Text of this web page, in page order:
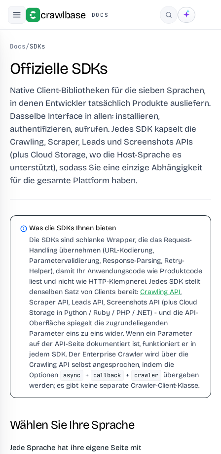
crawlbase DOCS Suchen
Docs/SDKs
Offizielle SDKs
Native Client-Bibliotheken für die sieben Sprachen,
in denen Entwickler tatsächlich Produkte ausliefern.
Dasselbe Interface in allen: installieren,
authentifizieren, aufrufen. Jedes SDK kapselt die
Crawling, Scraper, Leads und Screenshots APIs
(plus Cloud Storage, wo die Host-Sprache es
unterstützt), sodass Sie eine einzige Abhängigkeit
für die gesamte Plattform haben.
Was die SDKs Ihnen bieten
Die SDKs sind schlanke Wrapper, die das Request-
Handling übernehmen (URL-Kodierung,
Parametervalidierung, Response-Parsing, Retry-
Helper), damit Ihr Anwendungscode wie Produktcode
liest und nicht wie HTTP-Klempnerei. Jedes SDK stellt
denselben Satz von Clients bereit: Crawling API,
Scraper API, Leads API, Screenshots API (plus Cloud
Storage in Python / Ruby / PHP / .NET) - und die API-
Oberfläche spiegelt die zugrundeliegenden
Parameter eins zu eins wider. Wenn ein Parameter
auf der API-Seite dokumentiert ist, funktioniert er in
jedem SDK. Der Enterprise Crawler wird über die
Crawling API selbst angesprochen, indem die
Optionen
async + callback + crawler
übergeben
werden; es gibt keine separate Crawler-Client-Klasse.
Wählen Sie Ihre Sprache
Jede Sprache hat ihre eigene Seite mit